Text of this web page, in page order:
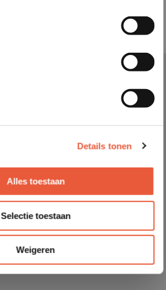
Details tonen
Alles toestaan
Selectie toestaan
Weigeren